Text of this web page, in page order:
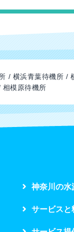
/ 横浜青葉待機所
模原待機所
神奈川の水
サービスと